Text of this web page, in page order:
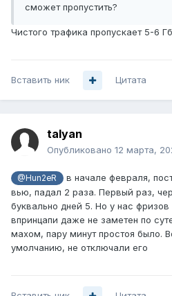
сможет пропустить?
Чистого трафика пропускает 5-6
Вставить ник Цитата
talyan
Опубликовано 12 марта,
@Hun2eR
в начале февраля,
вью, падал 2 раза. Первый раз,
буквально дней 5. Но у нас
впринцапи даже не заметен по
махом, пару минут простоя было.
умолчанию, не отключали его